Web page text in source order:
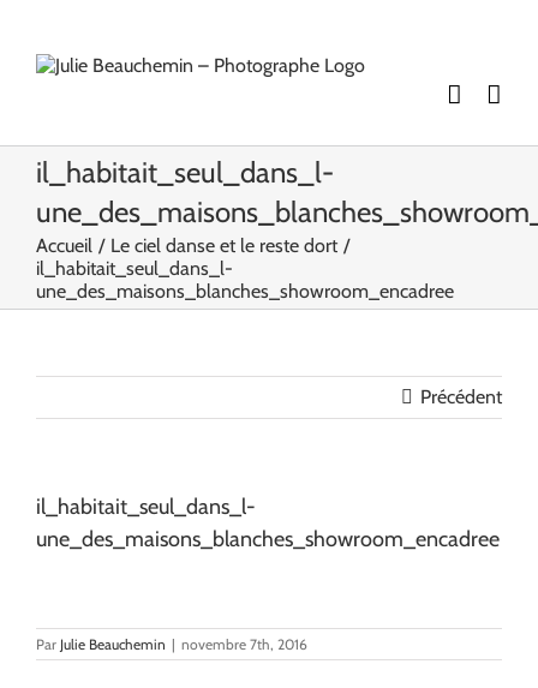
contenu
il_habitait_seul_dans_l-
Accueil
Le ciel danse et le reste dort
il_habitait_seul_dans_l-
une_des_maisons_blanches_showroom_encadree
Précédent
il_habitait_seul_dans_l-
une_des_maisons_blanches_showroom_encadree
Par Julie Beauchemin | novembre 7th, 2016